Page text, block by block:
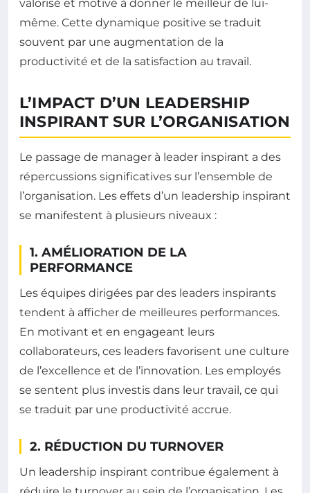
valorisé et motivé à donner le meilleur de lui-
même. Cette dynamique positive se traduit
souvent par une augmentation de la
productivité et de la satisfaction au travail.
L’IMPACT D’UN LEADERSHIP
INSPIRANT SUR L’ORGANISATION
Le passage de manager à leader inspirant a des
répercussions significatives sur l’ensemble de
l’organisation. Les effets d’un leadership inspirant
se manifestent à plusieurs niveaux :
1. AMÉLIORATION DE LA
PERFORMANCE
Les équipes dirigées par des leaders inspirants
tendent à afficher de meilleures performances.
En motivant et en engageant leurs
collaborateurs, ces leaders favorisent une culture
de l’excellence et de l’innovation. Les employés
se sentent plus investis dans leur travail, ce qui
se traduit par une productivité accrue.
2. RÉDUCTION DU TURNOVER
Un leadership inspirant contribue également à